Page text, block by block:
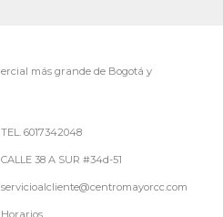
TEL. 6017342048
CALLE 38 A SUR #34d-51
servicioalcliente@centromayorcc.com
Horarios